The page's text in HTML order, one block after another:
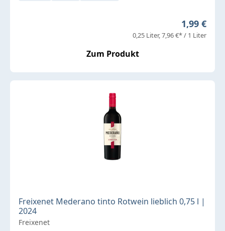
Regulärer
1,99 €
0,25 Liter 7,96 €* / 1 Liter
Zum Produkt
Freixenet Mederano tinto Rotwein lieblich 0,75 l |
2024
Freixenet